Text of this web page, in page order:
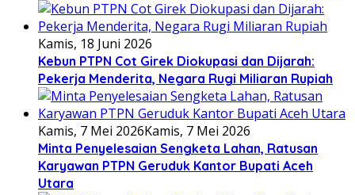
Kamis, 18 Juni 2026
Kebun PTPN Cot Girek Diokupasi dan Dijarah:
Pekerja Menderita, Negara Rugi Miliaran Rupiah
Kamis, 7 Mei 2026Kamis, 7 Mei 2026
Minta Penyelesaian Sengketa Lahan, Ratusan
Karyawan PTPN Geruduk Kantor Bupati Aceh
Utara